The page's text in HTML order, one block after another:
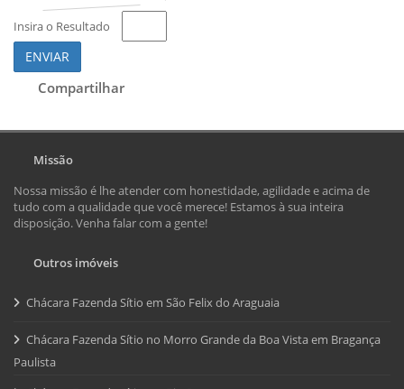
Insira o Resultado
ENVIAR
Compartilhar
Missão
Nossa missão é lhe atender com honestidade, agilidade e acima de
tudo com a qualidade que você merece! Estamos à sua inteira
disposição. Venha falar com a gente!
Outros imóveis
Chácara Fazenda Sítio em São Felix do Araguaia
Chácara Fazenda Sítio no Morro Grande da Boa Vista em Bragança
Paulista